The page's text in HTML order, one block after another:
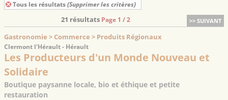
Tous les résultats (Supprimer les critères)
>> SUIVANT
21 résultats Page 1 / 2
Gastronomie > Commerce > Produits Régionaux
Clermont l'Hérault - Hérault
Les Producteurs d'un Monde Nouveau et
Solidaire
Boutique paysanne locale, bio et éthique et petite
restauration